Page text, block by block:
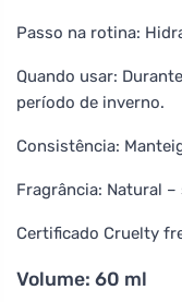
Passo na rotina:
Quando usar:
período de inverno.
Consistência:
Fragrância: Natural
Certificado Cruelty
Volume: 60 ml